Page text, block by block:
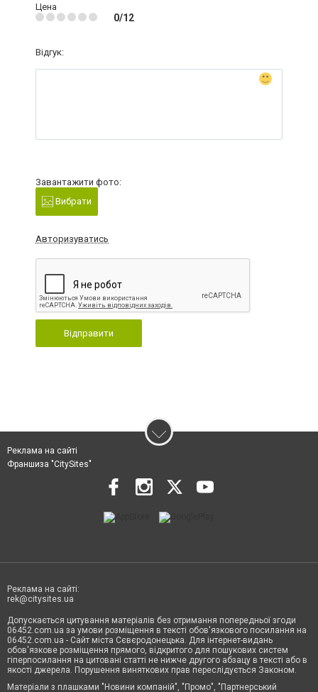
Цена
0/12
Відгук:
Завантажити фото:
Вибрати
Авторизуватись
Відправити
Реклама на сайті
Франшиза "CitySites"
Реклама на сайті:
rek@citysites.ua
Допускається цитування матеріалів без отримання попередньої згоди
06452.com.ua за умови розміщення в тексті обов'язкового посилання на
06452.com.ua - Сайт міста Сєвєродонецька. Для інтернет-видань
обов'язкове розміщення прямого, відкритого для пошукових систем
гіперпосилання на цитовані статті не нижче другого абзацу в тексті або в
якості джерела. Порушення виняткових прав переслідується Законом.
Матеріали з плашками "Новини компаній", "Промо", "Партнерський